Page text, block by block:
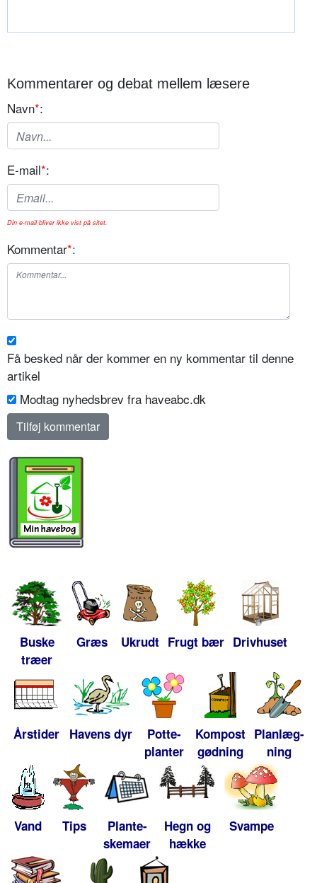
Kommentarer og debat mellem læsere
Navn*:
E-mail*:
Din e-mail bliver ikke vist på sitet.
Kommentar*:
Få besked når der kommer en ny kommentar til denne
artikel
Modtag nyhedsbrev fra haveabc.dk
Buske
træer
Græs Ukrudt Frugt bær Drivhuset
Årstider Havens dyr
Potte-
planter
Kompost
gødning
Planlæg-
ning
Vand Tips
Plante-
skemaer
Hegn og
hække
Svampe